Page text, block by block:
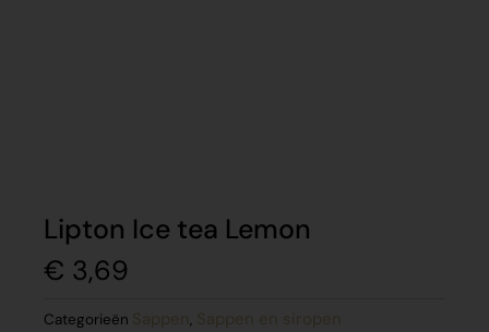
Lipton Ice tea Lemon
€ 3,69
Categorieën Sappen , Sappen en siropen